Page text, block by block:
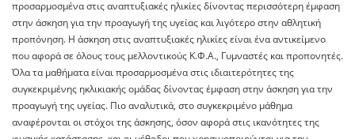
προσαρμοσμένα στις αναπτυξιακές ηλικίες δίνοντας περισσότερη έμφαση
στην άσκηση για την προαγωγή της υγείας και λιγότερο στην αθλητική
προπόνηση. Η άσκηση στις αναπτυξιακές ηλικίες είναι ένα αντικείμενο
που αφορά σε όλους τους μελλοντικούς Κ.Φ.Α., Γυμναστές και προπονητές.
Όλα τα μαθήματα είναι προσαρμοσμένα στις ιδιαιτερότητες της
συγκεκριμένης ηκλικιακής ομάδας δίνοντας έμφαση στην άσκηση για την
προαγωγή της υγείας. Πιο αναλυτικά, στο συγκεκριμένο μάθημα
αναφέρονται οι στόχοι της άσκησης, όσον αφορά στις ικανότητες της